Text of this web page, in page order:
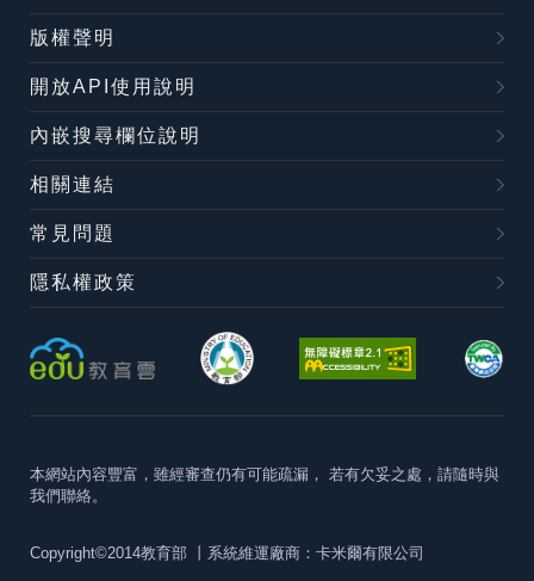
版權聲明
開放API使用說明
內嵌搜尋欄位說明
相關連結
常見問題
隱私權政策
本網站內容豐富，雖經審查仍有可能疏漏， 若有欠妥之處，請隨時與
我們聯絡。
Copyright©2014教育部 丨系統維運廠商：卡米爾有限公司